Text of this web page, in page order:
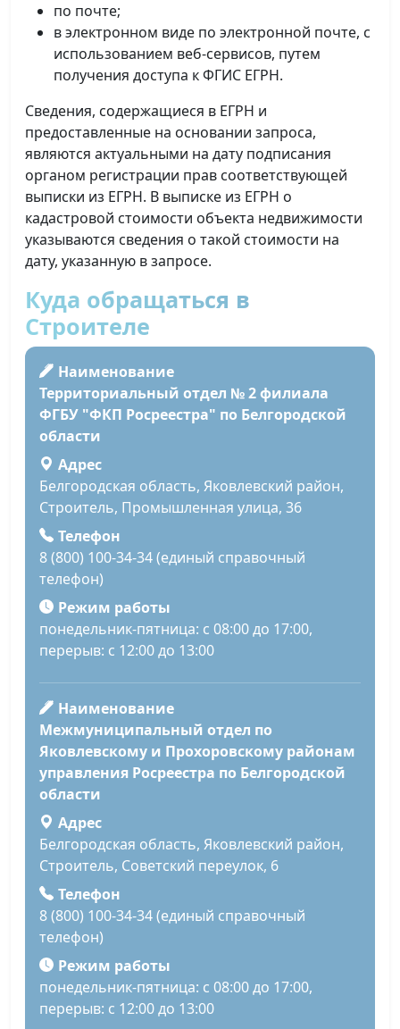
по почте;
в электронном виде по электронной почте, с
использованием веб-сервисов, путем
получения доступа к ФГИС ЕГРН.
Сведения, содержащиеся в ЕГРН и
предоставленные на основании запроса,
являются актуальными на дату подписания
органом регистрации прав соответствующей
выписки из ЕГРН. В выписке из ЕГРН о
кадастровой стоимости объекта недвижимости
указываются сведения о такой стоимости на
дату, указанную в запросе.
Куда обращаться в
Строителе
Наименование
Территориальный отдел № 2 филиала
ФГБУ "ФКП Росреестра" по Белгородской
области
Адрес
Белгородская область, Яковлевский район,
Строитель, Промышленная улица, 36
Телефон
8 (800) 100-34-34 (единый справочный
телефон)
Режим работы
понедельник-пятница: с 08:00 до 17:00,
перерыв: с 12:00 до 13:00
Наименование
Межмуниципальный отдел по
Яковлевскому и Прохоровскому районам
управления Росреестра по Белгородской
области
Адрес
Белгородская область, Яковлевский район,
Строитель, Советский переулок, 6
Телефон
8 (800) 100-34-34 (единый справочный
телефон)
Режим работы
понедельник-пятница: с 08:00 до 17:00,
перерыв: с 12:00 до 13:00